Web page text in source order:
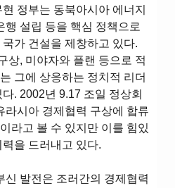
정부는 동북아시아 에너지
행 설립 등을 핵심 정책으로
가 건설을 제창하고 있다.
상, 미야자와 플랜 등으로 적
그에 상응하는 정치적 리더
. 2002년 9.17 조일 정상회
라시아 경제협력 구상에 합류
라고 볼 수 있지만 이를 힘있
을 드러내고 있다.
신 발전은 조러간의 경제협력